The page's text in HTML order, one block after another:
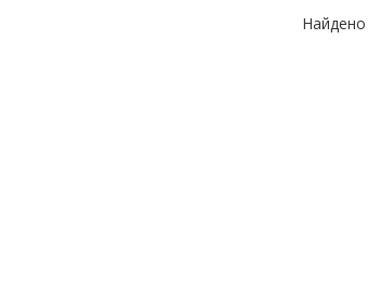
Найдено